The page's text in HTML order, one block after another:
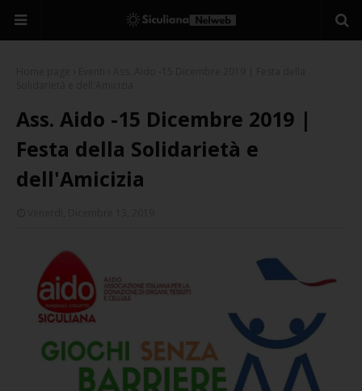
Ass. Aido -15 Dicembre 2019 |
Festa della Solidarietà e
dell'Amicizia